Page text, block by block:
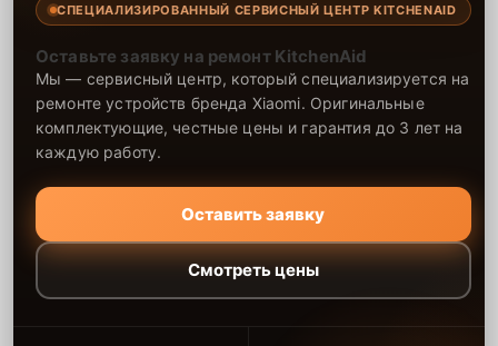
СПЕЦИАЛИЗИРОВАННЫЙ СЕРВИСНЫЙ ЦЕНТР KITCHENAID
Оставьте заявку на ремонт KitchenAid
Мы — сервисный центр, который специализируется на
ремонте устройств бренда Xiaomi. Оригинальные
комплектующие, честные цены и гарантия до 3 лет на
каждую работу.
Оставить заявку
Смотреть цены